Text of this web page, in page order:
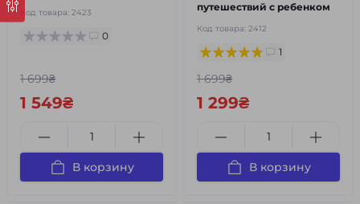
Код товара: 2423
0
1 699₴
1 549₴
В корзину
путешествий с ребенком
Код товара: 2412
1
1 699₴
1 299₴
В корзину